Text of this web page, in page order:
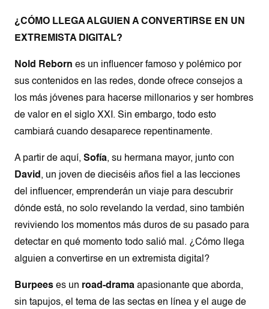
¿CÓMO LLEGA ALGUIEN A CONVERTIRSE EN UN
EXTREMISTA DIGITAL?
Nold Reborn es un influencer famoso y polémico por
sus contenidos en las redes, donde ofrece consejos a
los más jóvenes para hacerse millonarios y ser hombres
de valor en el siglo XXI. Sin embargo, todo esto
cambiará cuando desaparece repentinamente.
A partir de aquí, Sofía, su hermana mayor, junto con
David, un joven de dieciséis años fiel a las lecciones
del influencer, emprenderán un viaje para descubrir
dónde está, no solo revelando la verdad, sino también
reviviendo los momentos más duros de su pasado para
detectar en qué momento todo salió mal. ¿Cómo llega
alguien a convertirse en un extremista digital?
Burpees es un road-drama apasionante que aborda,
sin tapujos, el tema de las sectas en línea y el auge de